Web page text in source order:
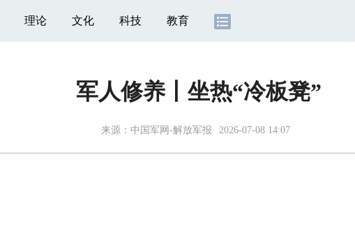
理论 文化 科技 教育
军人修养丨坐热“冷板凳”
来源： 中国军网-解放军报 2026-07-08 14:07